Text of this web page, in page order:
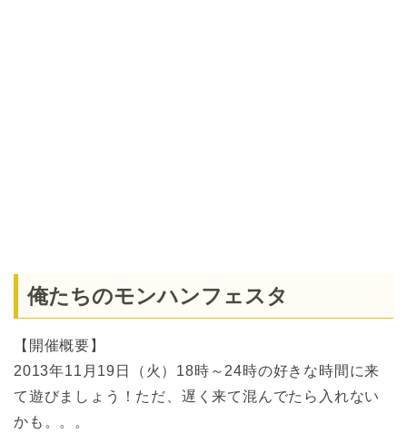
俺たちのモンハンフェスタ
【開催概要】
2013年11月19日（火）18時～24時の好きな時間に来
て遊びましょう！ただ、遅く来て混んでたら入れない
かも。。。